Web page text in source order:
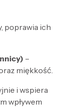
poprawia ich
–
miękkość.
i wspiera
wpływem